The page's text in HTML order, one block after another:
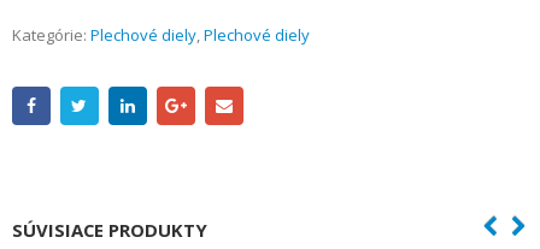
Kategórie: Plechové diely,Plechové diely
SÚVISIACE PRODUKTY